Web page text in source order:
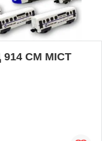
СМ МІСТ